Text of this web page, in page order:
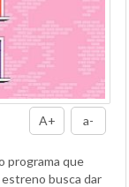
A+ a-
programa que
busca dar